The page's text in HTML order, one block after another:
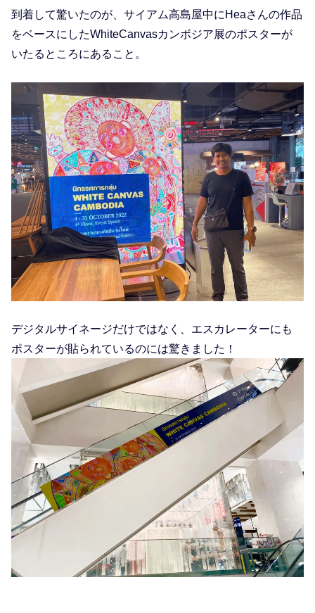
到着して驚いたのが、サイアム高島屋中にHeaさんの作品
をベースにしたWhiteCanvasカンボジア展のポスターが
いたるところにあること。
デジタルサイネージだけではなく、エスカレーターにも
ポスターが貼られているのには驚きました！